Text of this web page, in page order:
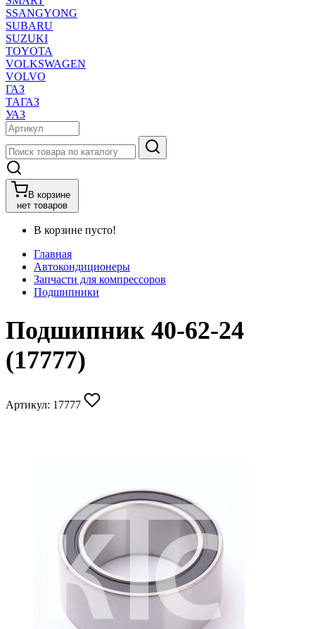
SSANGYONG
SUBARU
SUZUKI
TOYOTA
VOLKSWAGEN
VOLVO
ГАЗ
ТАГАЗ
УАЗ
В корзине
нет товаров
В корзине пусто!
Главная
Автокондиционеры
Запчасти для компрессоров
Подшипники
Подшипник 40-62-24
(17777)
Артикул: 17777